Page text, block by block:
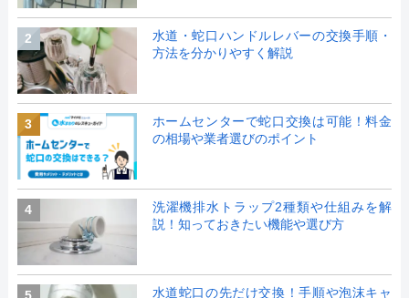
2
水道・蛇口ハンドルレバーの交換手順・
方法を分かりやすく解説
3
ホームセンターで蛇口交換は可能！料金
の相場や業者選びのポイント
4
洗濯機排水トラップ2種類や仕組みを解
説！知っておきたい機能や選び方
水道蛇口の先だけ交換！手順や泡沫キャ